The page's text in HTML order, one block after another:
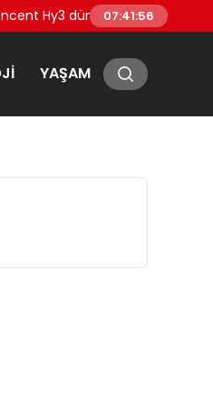
Hy3 dünya genelinde
07:41:56
YAŞAM